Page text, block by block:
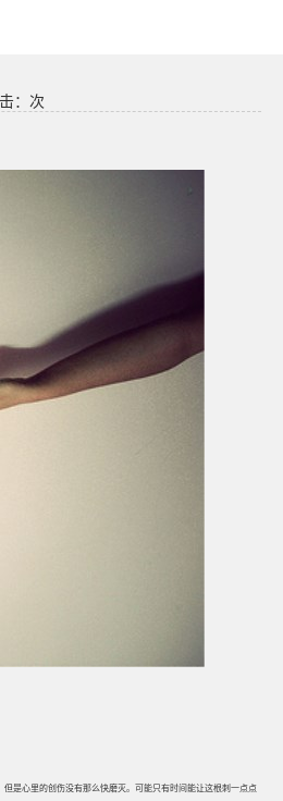
： 次
是心里的创伤没有那么快磨灭。可能只有时间能让这根刺一点点